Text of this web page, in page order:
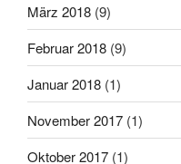
März 2018 (9)
Februar 2018 (9)
Januar 2018 (1)
November 2017 (1)
Oktober 2017 (1)